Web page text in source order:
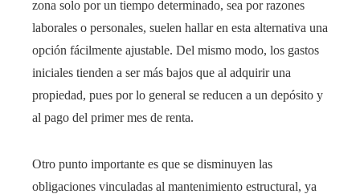
zona solo por un tiempo determinado, sea por razones
laborales o personales, suelen hallar en esta alternativa una
opción fácilmente ajustable. Del mismo modo, los gastos
iniciales tienden a ser más bajos que al adquirir una
propiedad, pues por lo general se reducen a un depósito y
al pago del primer mes de renta.
Otro punto importante es que se disminuyen las
obligaciones vinculadas al mantenimiento estructural, ya